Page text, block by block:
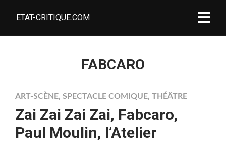
ETAT-CRITIQUE.COM
FABCARO
ART-SCÈNE, SPECTACLE COMIQUE, THÉÂTRE
Zai Zai Zai Zai, Fabcaro,
Paul Moulin, l’Atelier